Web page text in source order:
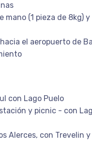
mano (1 pieza de 8kg)
el aeropuerto de
con Lago Puelo
y picnic - con
Alerces, con Trevelin